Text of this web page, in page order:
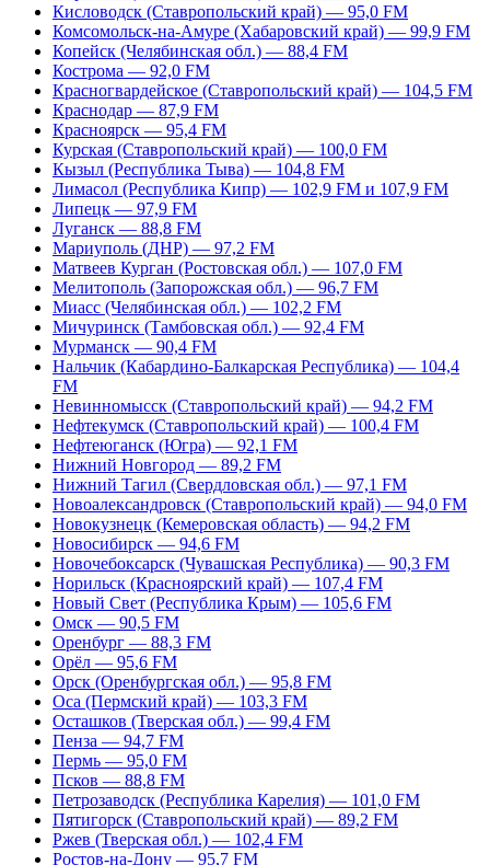
Кисловодск (Ставропольский край) — 95,0 FM
Комсомольск-на-Амуре (Хабаровский край) — 99,9 FM
Копейск (Челябинская обл.) — 88,4 FM
Кострома — 92,0 FM
Красногвардейское (Ставропольский край) — 104,5 FM
Краснодар — 87,9 FM
Красноярск — 95,4 FM
Курская (Ставропольский край) — 100,0 FM
Кызыл (Республика Тыва) — 104,8 FM
Лимасол (Республика Кипр) — 102,9 FM и 107,9 FM
Липецк — 97,9 FM
Луганск — 88,8 FM
Мариуполь (ДНР) — 97,2 FM
Матвеев Курган (Ростовская обл.) — 107,0 FM
Мелитополь (Запорожская обл.) — 96,7 FM
Миасс (Челябинская обл.) — 102,2 FM
Мичуринск (Тамбовская обл.) — 92,4 FM
Мурманск — 90,4 FM
Нальчик (Кабардино-Балкарская Республика) — 104,4
FM
Невинномысск (Ставропольский край) — 94,2 FM
Нефтекумск (Ставропольский край) — 100,4 FM
Нефтеюганск (Югра) — 92,1 FM
Нижний Новгород — 89,2 FM
Нижний Тагил (Свердловская обл.) — 97,1 FM
Новоалександровск (Ставропольский край) — 94,0 FM
Новокузнецк (Кемеровская область) — 94,2 FM
Новосибирск — 94,6 FM
Новочебоксарск (Чувашская Республика) — 90,3 FM
Норильск (Красноярский край) — 107,4 FM
Новый Свет (Республика Крым) — 105,6 FM
Омск — 90,5 FM
Оренбург — 88,3 FM
Орёл — 95,6 FM
Орск (Оренбургская обл.) — 95,8 FM
Оса (Пермский край) — 103,3 FM
Осташков (Тверская обл.) — 99,4 FM
Пенза — 94,7 FM
Пермь — 95,0 FM
Псков — 88,8 FM
Петрозаводск (Республика Карелия) — 101,0 FM
Пятигорск (Ставропольский край) — 89,2 FM
Ржев (Тверская обл.) — 102,4 FM
Ростов-на-Дону — 95,7 FM